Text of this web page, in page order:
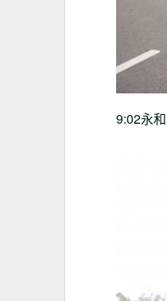
9:02永